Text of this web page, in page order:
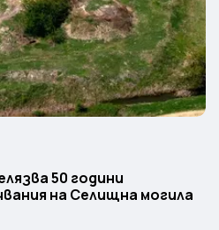
50 години
на Селищна могила